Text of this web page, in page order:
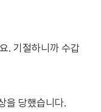
. 기절하니까 수갑
을 당했습니다.